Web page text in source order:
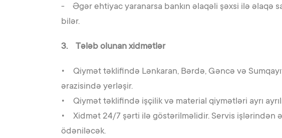
- Əgər ehtiyac yaranarsa bankın əlaqəli şəxsi ilə əlaqə
bilər.
3. Tələb olunan xidmətlər
• Qiymət təklifində Lənkaran, Bərdə, Gəncə və
ərazisində yerləşir.
• Qiymət təklifində işçilik və material qiymətləri ayrı
• Xidmət 24/7 şərti ilə göstərilməlidir. Servis işlərindən
ödəniləcək.